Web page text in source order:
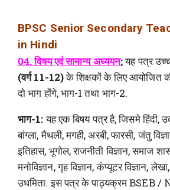
BPSC Senior Secondary
in Hindi
04. विषय एवं सामान्य अध्ययन:यह पत्र उच्च
(वर्ग 11-12)के शिक्षकों के लिए आयोजित
दो भाग होंगे, भाग-1 तथा भाग-2.
भाग-1:यह एक बिषय पत्र है, जिसमे हिंदी,
बांग्ला, मैथली, मगही, अरबी, फारसी, जंतु
इतिहास, भूगोल, राजनीती विज्ञान, समाज
मनोविज्ञान, गृह विज्ञान, कंप्यूटर विज्ञान,
उधमिता. इस पत्र के पाठ्यक्रम BSEB /